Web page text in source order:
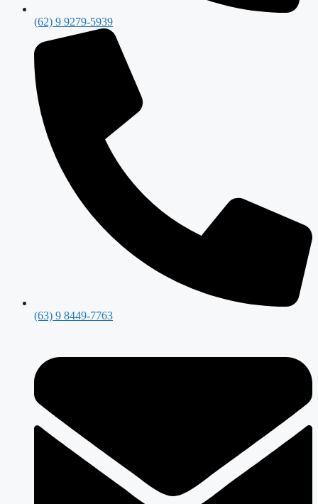
(62) 9 9279-5939
(63) 9 8449-7763